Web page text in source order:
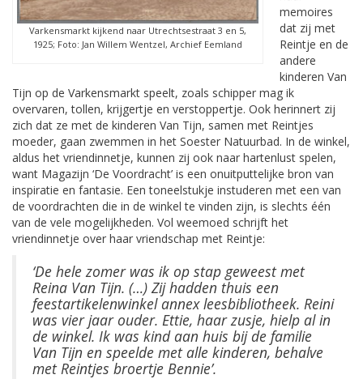
Varkensmarkt kijkend naar Utrechtsestraat 3 en 5,
1925; Foto: Jan Willem Wentzel, Archief Eemland
memoires
dat zij met
Reintje en de
andere
kinderen Van
Tijn op de Varkensmarkt speelt, zoals schipper mag ik
overvaren, tollen, krijgertje en verstoppertje. Ook herinnert zij
zich dat ze met de kinderen Van Tijn, samen met Reintjes
moeder, gaan zwemmen in het Soester Natuurbad. In de winkel,
aldus het vriendinnetje, kunnen zij ook naar hartenlust spelen,
want Magazijn ‘De Voordracht’ is een onuitputtelijke bron van
inspiratie en fantasie. Een toneelstukje instuderen met een van
de voordrachten die in de winkel te vinden zijn, is slechts één
van de vele mogelijkheden. Vol weemoed schrijft het
vriendinnetje over haar vriendschap met Reintje:
‘De hele zomer was ik op stap geweest met
Reina Van Tijn. (…) Zij hadden thuis een
feestartikelenwinkel annex leesbibliotheek. Reini
was vier jaar ouder. Ettie, haar zusje, hielp al in
de winkel. Ik was kind aan huis bij de familie
Van Tijn en speelde met alle kinderen, behalve
met Reintjes broertje Bennie’.